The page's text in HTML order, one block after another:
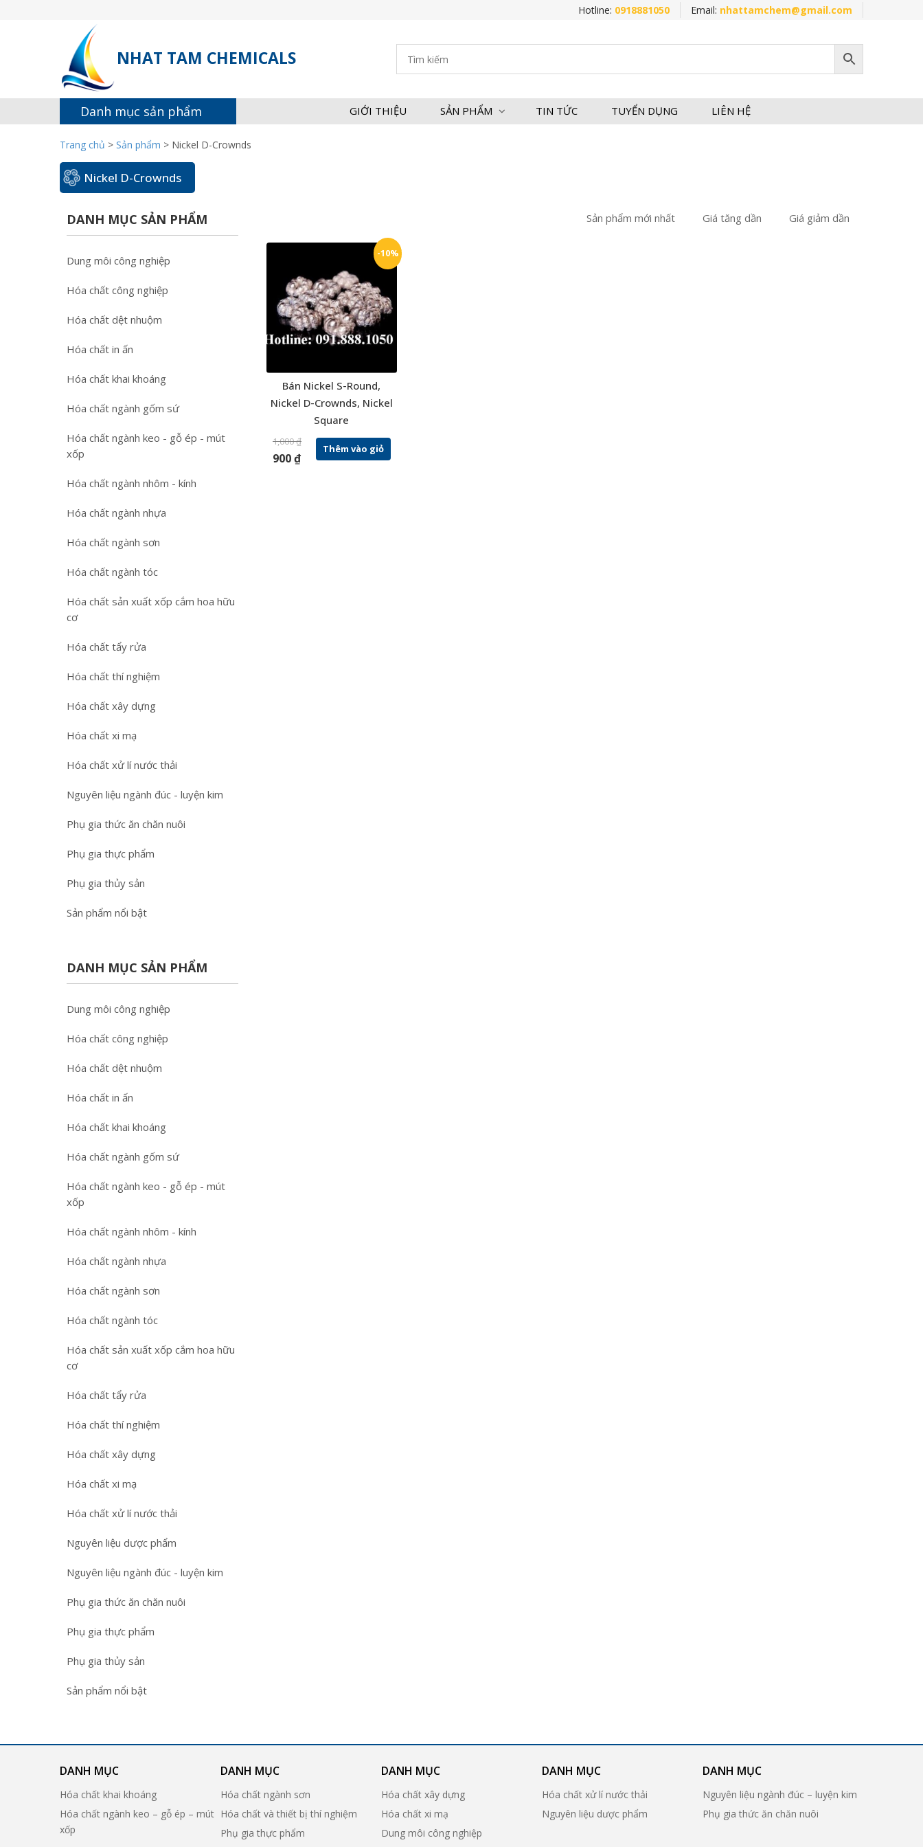
Hotline: 0918881050 Email: nhattamchem@gmail.com
NHAT TAM CHEMICALS
Danh mục sản phẩm GIỚI THIỆU SẢN PHẨM TIN TỨC TUYỂN DỤNG LIÊN HỆ
Trang chủ > Sản phẩm > Nickel D-Crownds
Nickel D-Crownds
Sản phẩm mới nhất Giá tăng dần Giá giảm dần
-10%
Bán Nickel S-Round,
Nickel D-Crownds, Nickel
Square
1,000₫
900₫
Thêm vào giỏ
DANH MỤC SẢN PHẨM
Dung môi công nghiệp
Hóa chất công nghiệp
Hóa chất dệt nhuộm
Hóa chất in ấn
Hóa chất khai khoáng
Hóa chất ngành gốm sứ
Hóa chất ngành keo - gỗ ép - mút
xốp
Hóa chất ngành nhôm - kính
Hóa chất ngành nhựa
Hóa chất ngành sơn
Hóa chất ngành tóc
Hóa chất sản xuất xốp cắm hoa hữu
cơ
Hóa chất tẩy rửa
Hóa chất thí nghiệm
Hóa chất xây dựng
Hóa chất xi mạ
Hóa chất xử lí nước thải
Nguyên liệu ngành đúc - luyện kim
Phụ gia thức ăn chăn nuôi
Phụ gia thực phẩm
Phụ gia thủy sản
Sản phẩm nổi bật
DANH MỤC SẢN PHẨM
Dung môi công nghiệp
Hóa chất công nghiệp
Hóa chất dệt nhuộm
Hóa chất in ấn
Hóa chất khai khoáng
Hóa chất ngành gốm sứ
Hóa chất ngành keo - gỗ ép - mút
xốp
Hóa chất ngành nhôm - kính
Hóa chất ngành nhựa
Hóa chất ngành sơn
Hóa chất ngành tóc
Hóa chất sản xuất xốp cắm hoa hữu
cơ
Hóa chất tẩy rửa
Hóa chất thí nghiệm
Hóa chất xây dựng
Hóa chất xi mạ
Hóa chất xử lí nước thải
Nguyên liệu dược phẩm
Nguyên liệu ngành đúc - luyện kim
Phụ gia thức ăn chăn nuôi
Phụ gia thực phẩm
Phụ gia thủy sản
Sản phẩm nổi bật
DANH MỤC
Hóa chất khai khoáng
Hóa chất ngành keo – gỗ ép – mút
xốp
DANH MỤC
Hóa chất ngành sơn
Hóa chất và thiết bị thí nghiệm
Phụ gia thực phẩm
DANH MỤC
Hóa chất xây dựng
Hóa chất xi mạ
Dung môi công nghiệp
DANH MỤC
Hóa chất xử lí nước thải
Nguyên liệu dược phẩm
DANH MỤC
Nguyên liệu ngành đúc – luyện kim
Phụ gia thức ăn chăn nuôi